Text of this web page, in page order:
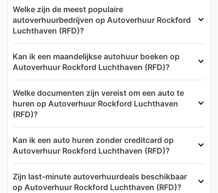
Welke zijn de meest populaire
autoverhuurbedrijven op Autoverhuur Rockford
Luchthaven (RFD)?
Kan ik een maandelijkse autohuur boeken op
Autoverhuur Rockford Luchthaven (RFD)?
Welke documenten zijn vereist om een auto te
huren op Autoverhuur Rockford Luchthaven
(RFD)?
Kan ik een auto huren zonder creditcard op
Autoverhuur Rockford Luchthaven (RFD)?
Zijn last-minute autoverhuurdeals beschikbaar
op Autoverhuur Rockford Luchthaven (RFD)?